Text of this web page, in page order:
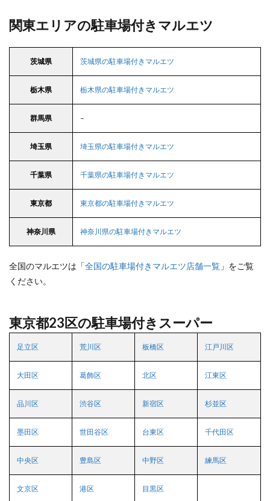
関東エリアの駐車場付きマルエツ
茨城県 茨城県の駐車場付きマルエツ
栃木県 栃木県の駐車場付きマルエツ
群馬県 –
埼玉県 埼玉県の駐車場付きマルエツ
千葉県 千葉県の駐車場付きマルエツ
東京都 東京都の駐車場付きマルエツ
神奈川県 神奈川県の駐車場付きマルエツ
全国のマルエツは「全国の駐車場付きマルエツ店舗一覧 」をご覧
ください。
東京都23区の駐車場付きスーパー
足立区 荒川区 板橋区 江戸川区
大田区 葛飾区 北区 江東区
品川区 渋谷区 新宿区 杉並区
墨田区 世田谷区 台東区 千代田区
中央区 豊島区 中野区 練馬区
文京区 港区 目黒区